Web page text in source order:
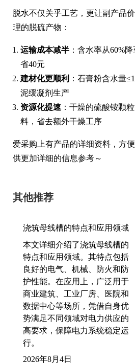
脱水不仅关乎工艺，更让副产品
理的脱硫产物：
运输成本减半 ：含水率从60%
省40元
建材化更顺利 ：石膏粉含水量
泥缓凝剂生产
资源化提速 ：干燥的硫酸铵颗
料，省去额外干燥工序
爱采购上有产品的详细资料，方
供更加详细的信息参考～
其他推荐
浇筑母线槽的特点和应用领域
本文详细介绍了浇筑母线槽的
特点和应用领域。其特点包括
良好的电气、机械、防火和防
护性能。在应用上，广泛用于
商业建筑、工业厂房、医院和
数据中心等场所，凭借自身优
势满足不同领域对电力供应的
高要求，保障电力系统稳定运
行。
2026年8月4日